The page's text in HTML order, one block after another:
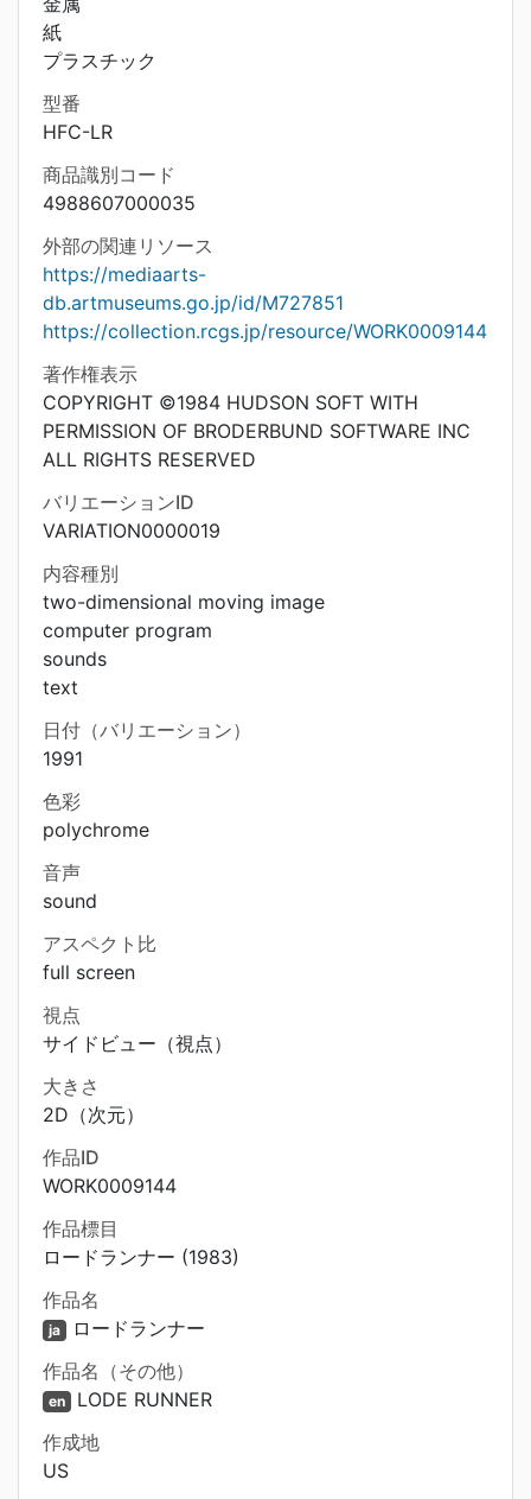
紙
プラスチック
型番
HFC-LR
商品識別コード
4988607000035
外部の関連リソース
https://mediaarts-
db.artmuseums.go.jp/id/M727851
https://collection.rcgs.jp/resource/WORK0009144
著作権表示
COPYRIGHT ©1984 HUDSON SOFT WITH
PERMISSION OF BRODERBUND SOFTWARE INC
ALL RIGHTS RESERVED
バリエーションID
VARIATION0000019
内容種別
two-dimensional moving image
computer program
sounds
text
日付（バリエーション）
1991
色彩
polychrome
音声
sound
アスペクト比
full screen
視点
サイドビュー（視点）
大きさ
2D（次元）
作品ID
WORK0009144
作品標目
ロードランナー (1983)
作品名
ja ロードランナー
作品名（その他）
en LODE RUNNER
作成地
US